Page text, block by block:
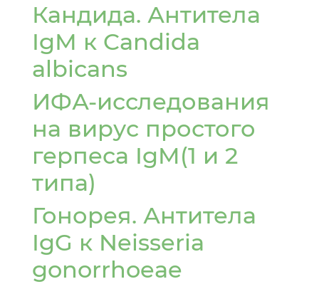
Кандида. Антитела
IgМ к Candida
albicans
ИФА-исследования
на вирус простого
герпеса IgM(1 и 2
типа)
Гонорея. Антитела
IgG к Neisseria
gonorrhoeae